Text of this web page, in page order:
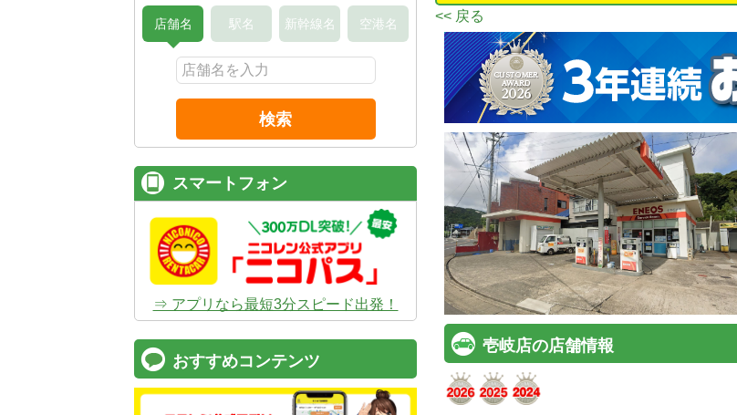
<< 戻る
壱岐店の店舗情報
店舗名 駅名 新幹線名 空港名
検索
スマートフォン
⇒ アプリなら最短3分スピード出発！
おすすめコンテンツ